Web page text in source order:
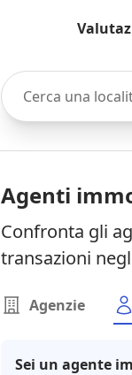
Cerca una località,
Agenti
Confronta gli
transazioni
Agenzie
Sei un agente